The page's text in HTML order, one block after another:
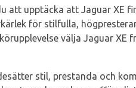
att upptäcka att Jaguar XE
för stilfulla,
välja Jaguar XE
stil, prestanda och